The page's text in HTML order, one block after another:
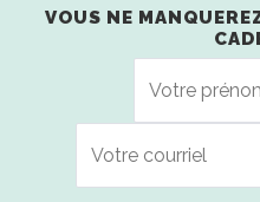
VOUS NE